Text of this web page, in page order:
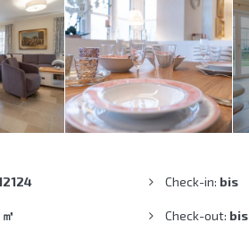
㎡
Check-in: bis
Check-out: bis